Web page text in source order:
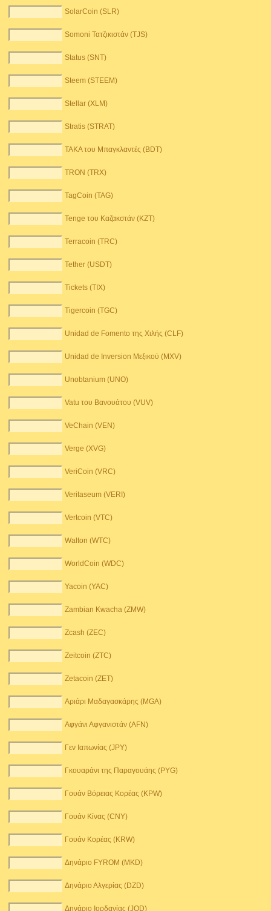
SolarCoin (SLR)
Somoni Τατζικιστάν (TJS)
Status (SNT)
Steem (STEEM)
Stellar (XLM)
Stratis (STRAT)
TAKA του Μπαγκλαντές (BDT)
TRON (TRX)
TagCoin (TAG)
Tenge του Καζακστάν (KZT)
Terracoin (TRC)
Tether (USDT)
Tickets (TIX)
Tigercoin (TGC)
Unidad de Fomento της Χιλής (CLF)
Unidad de Inversion Μεξικού (MXV)
Unobtanium (UNO)
Vatu του Βανουάτου (VUV)
VeChain (VEN)
Verge (XVG)
VeriCoin (VRC)
Veritaseum (VERI)
Vertcoin (VTC)
Walton (WTC)
WorldCoin (WDC)
Yacoin (YAC)
Zambian Kwacha (ZMW)
Zcash (ZEC)
Zeitcoin (ZTC)
Zetacoin (ZET)
Αριάρι Μαδαγασκάρης (MGA)
Αφγάνι Αφγανιστάν (AFN)
Γεν Ιαπωνίας (JPY)
Γκουαράνι της Παραγουάης (PYG)
Γουάν Βόρειας Κορέας (KPW)
Γουάν Κίνας (CNY)
Γουάν Κορέας (KRW)
Δηνάριο FYROM (MKD)
Δηνάριο Αλγερίας (DZD)
Δηνάριο Ιορδανίας (JOD)